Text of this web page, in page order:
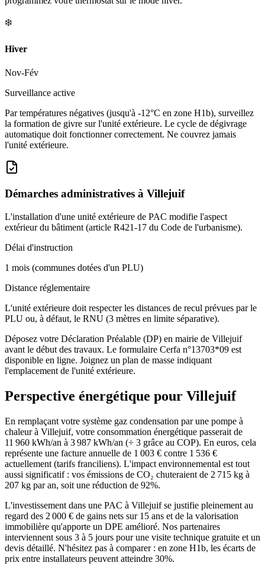
❄️
Hiver
Nov-Fév
Surveillance active
Par températures négatives (jusqu'à -12°C en zone H1b), surveillez
la formation de givre sur l'unité extérieure. Le cycle de dégivrage
automatique doit fonctionner correctement. Ne couvrez jamais
l'unité extérieure.
Démarches administratives à Villejuif
L'installation d'une unité extérieure de PAC modifie l'aspect
extérieur du bâtiment (article R421-17 du Code de l'urbanisme).
Délai d'instruction
1 mois (communes dotées d'un PLU)
Distance réglementaire
L'unité extérieure doit respecter les distances de recul prévues par le
PLU ou, à défaut, le RNU (3 mètres en limite séparative).
Déposez votre Déclaration Préalable (DP) en mairie de Villejuif
avant le début des travaux. Le formulaire Cerfa n°13703*09 est
disponible en ligne. Joignez un plan de masse indiquant
l'emplacement de l'unité extérieure.
Perspective énergétique pour Villejuif
En remplaçant votre système gaz condensation par une pompe à
chaleur à Villejuif, votre consommation énergétique passerait de
11 960 kWh/an à 3 987 kWh/an (÷ 3 grâce au COP). En euros, cela
représente une facture annuelle de 1 003 € contre 1 536 €
actuellement (tarifs franciliens). L'impact environnemental est tout
aussi significatif : vos émissions de CO₂ chuteraient de 2 715 kg à
207 kg par an, soit une réduction de 92%.
L'investissement dans une PAC à Villejuif se justifie pleinement au
regard des 2 000 € de gains nets sur 15 ans et de la valorisation
immobilière qu'apporte un DPE amélioré. Nos partenaires
interviennent sous 3 à 5 jours pour une visite technique gratuite et un
devis détaillé. N'hésitez pas à comparer : en zone H1b, les écarts de
prix entre installateurs peuvent atteindre 30%.